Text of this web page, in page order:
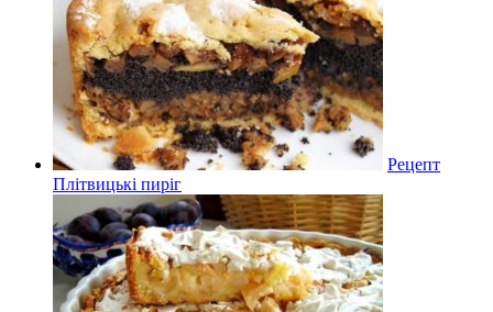
Рецепт
Плітвицькі пиріг